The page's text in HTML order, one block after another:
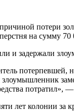
потери
на сумму
и задержали
потерпевшей,
злоумышленник
потратил»,
лет колонии за